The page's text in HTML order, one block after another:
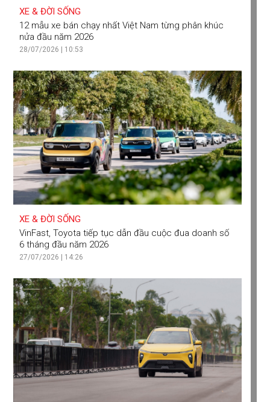
XE & ĐỜI SỐNG
12 mẫu xe bán chạy nhất Việt Nam từng phân khúc
nửa đầu năm 2026
28/07/2026 | 10:53
XE & ĐỜI SỐNG
VinFast, Toyota tiếp tục dẫn đầu cuộc đua doanh số
6 tháng đầu năm 2026
27/07/2026 | 14:26